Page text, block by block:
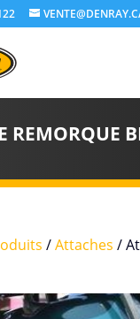
REMORQUE
/Attaches /